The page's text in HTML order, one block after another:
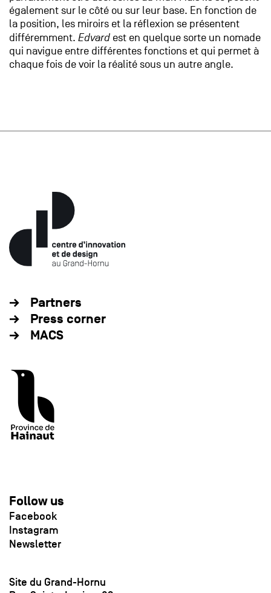
également sur le côté ou sur leur base. En fonction de
la position, les miroirs et la réflexion se présentent
différemment. Edvard est en quelque sorte un nomade
qui navigue entre différentes fonctions et qui permet à
chaque fois de voir la réalité sous un autre angle.
Partners
Press corner
MACS
Follow us
Facebook
Instagram
Newsletter
Site du Grand-Hornu